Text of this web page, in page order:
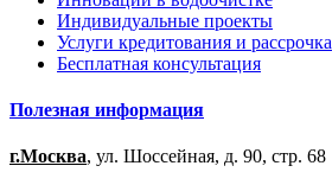
Индивидуальные проекты
Услуги кредитования и рассрочка
Бесплатная консультация
Полезная информация
г.Москва, ул. Шоссейная, д. 90, стр. 68